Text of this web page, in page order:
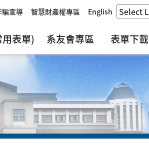
騙宣導 智慧財產權專區 English
表單) 系友會專區 表單下載